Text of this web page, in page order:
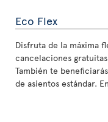
Eco Flex
Disfruta de la máxima
cancelaciones
También te
de asientos estándar.